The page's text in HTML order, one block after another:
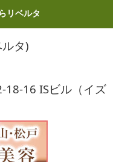
リベルタ
タ)
18-16 ISビル（イズ